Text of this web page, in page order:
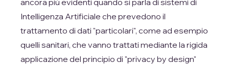
ancora più evidenti quando si parla di sistemi di
Intelligenza Artificiale che prevedono il
trattamento di dati "particolari", come ad esempio
quelli sanitari, che vanno trattati mediante la rigida
applicazione del principio di "privacy by design"